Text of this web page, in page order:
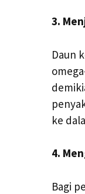
3.
Daun
ke
4.
Bagi